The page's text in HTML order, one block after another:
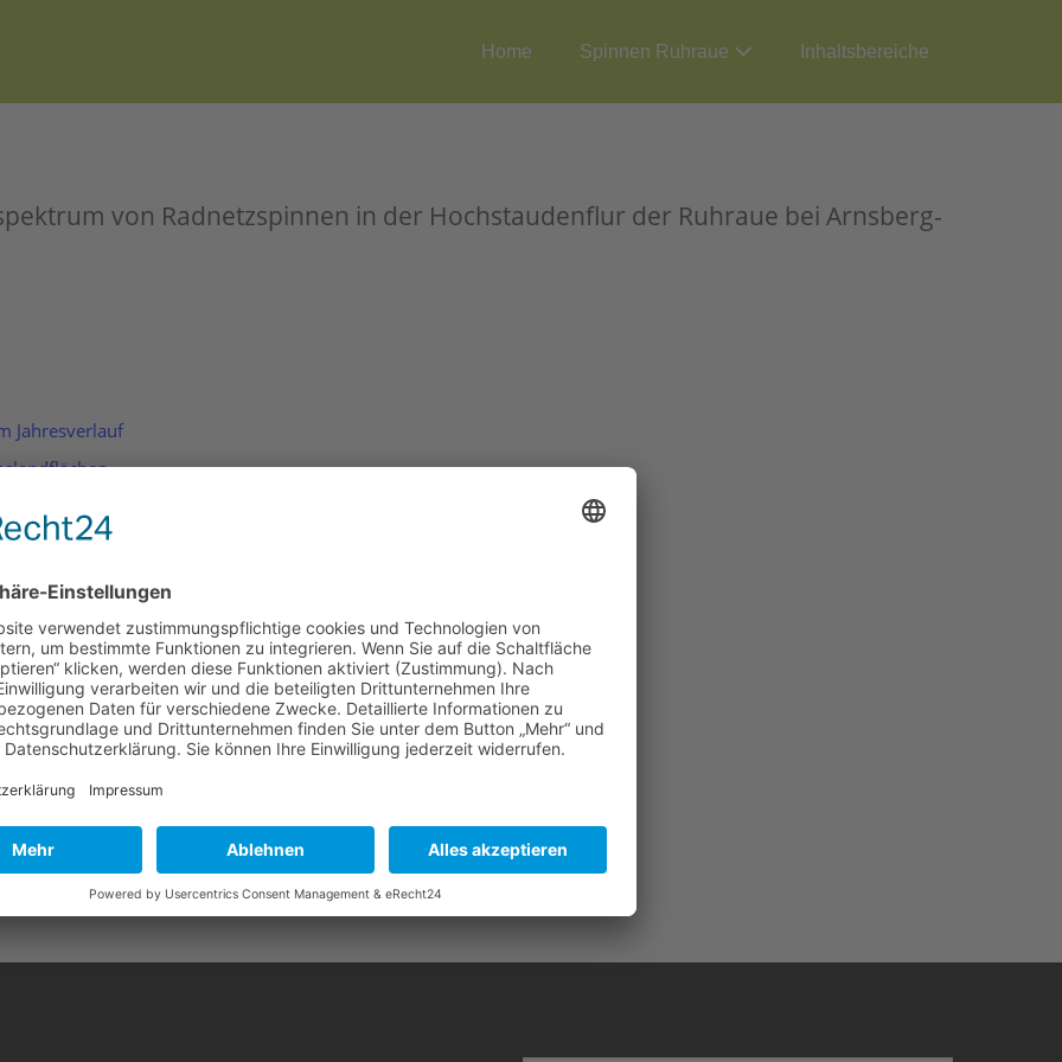
Home Spinnen Ruhraue Inhaltsbereiche
von Radnetzspinnen in der Hochstaudenflur der Ruhraue bei Arnsberg-
Jahresverlauf
auf einer Probefläche
Netzbreite